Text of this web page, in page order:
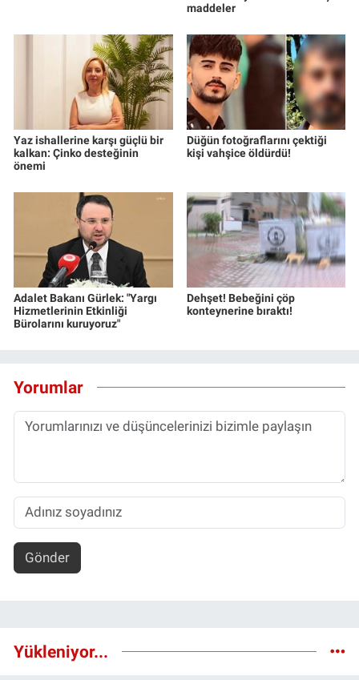
maddeler
Yaz ishallerine karşı güçlü bir
kalkan: Çinko desteğinin
önemi
Düğün fotoğraflarını çektiği
kişi vahşice öldürdü!
Adalet Bakanı Gürlek: "Yargı
Hizmetlerinin Etkinliği
Bürolarını kuruyoruz"
Dehşet! Bebeğini çöp
konteynerine bıraktı!
Yorumlar
Gönder
Yükleniyor...